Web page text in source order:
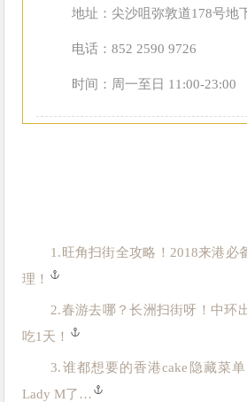
地址：尖沙咀弥敦道178号地
电话：852 2590 9726
时间：周一至日 11:00-23:00
1. 旺角扫街全攻略！2018来港必
理！
2.春游去哪？长洲扫街呀！中环
吃1天！
3.谁都想要的香港cake隐藏菜
Lady M了…